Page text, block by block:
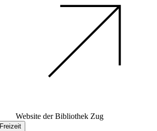
Website der Bibliothek Zug
Freizeit